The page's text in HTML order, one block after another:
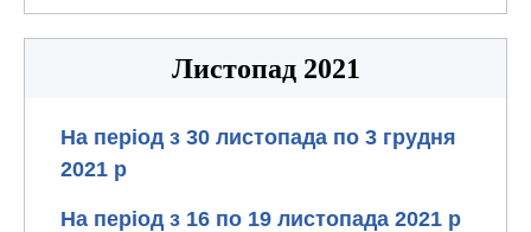
Листопад 2021
На період з 30 листопада по 3 грудня
2021 р
На період з 16 по 19 листопада 2021 р